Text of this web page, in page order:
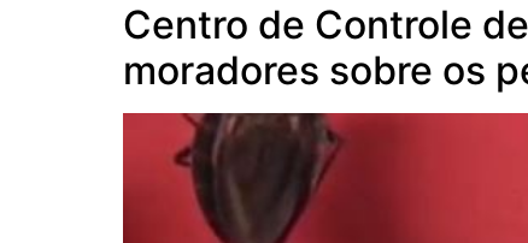
Centro de Controle
moradores sobre os